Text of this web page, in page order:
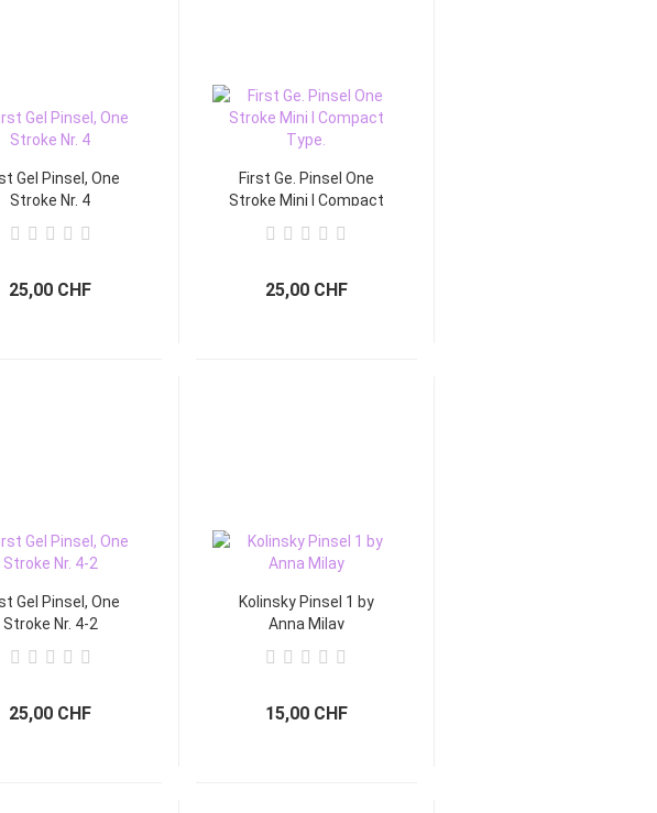
Gel Pinsel, One
Stroke Nr. 4
25,00 CHF
First Ge. Pinsel One
Stroke Mini I Compact
Type.
25,00 CHF
Gel Pinsel, One
Stroke Nr. 4-2
25,00 CHF
Kolinsky Pinsel 1 by
Anna Milay
15,00 CHF